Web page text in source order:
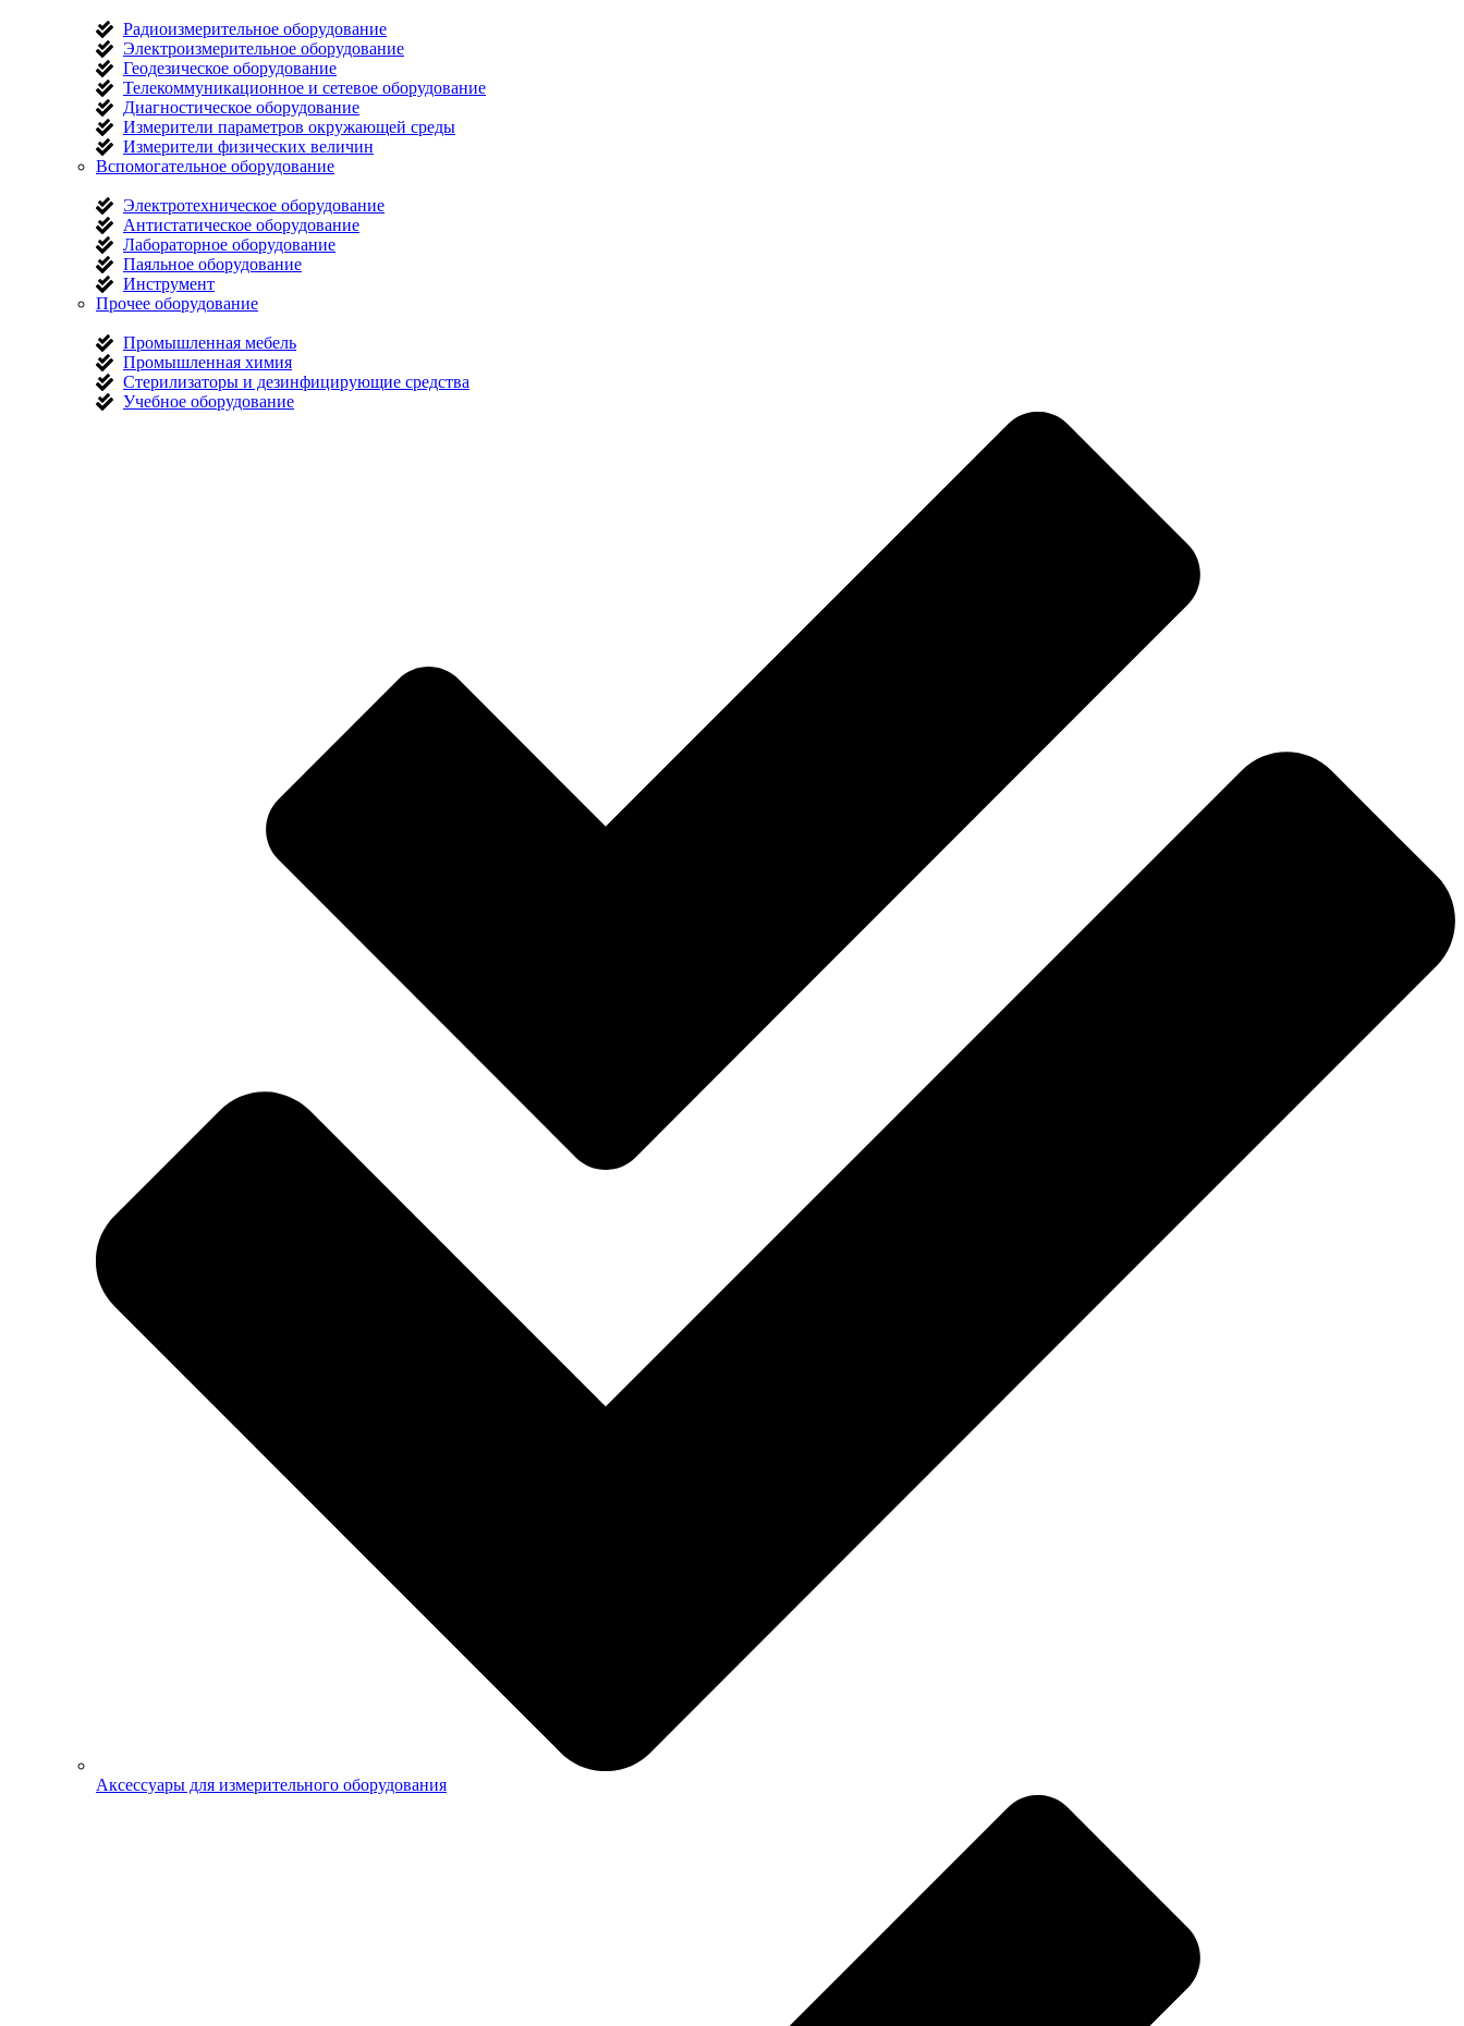
Радиоизмерительное оборудование
Электроизмерительное оборудование
Геодезическое оборудование
Телекоммуникационное и сетевое оборудование
Диагностическое оборудование
Измерители параметров окружающей среды
Измерители физических величин
Вспомогательное оборудование
Электротехническое оборудование
Антистатическое оборудование
Лабораторное оборудование
Паяльное оборудование
Инструмент
Прочее оборудование
Промышленная мебель
Промышленная химия
Стерилизаторы и дезинфицирующие средства
Учебное оборудование
Аксессуары для измерительного оборудования